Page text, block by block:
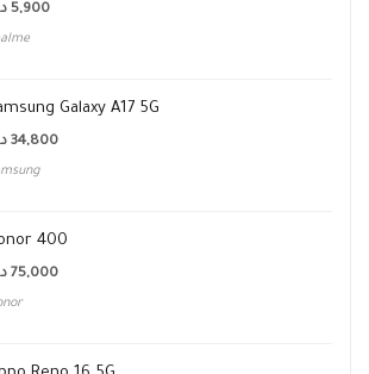
5,900
Galaxy A17 5G
34,800
400
75,000